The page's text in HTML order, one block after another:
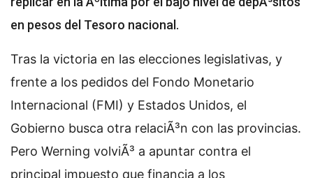
en pesos del Tesoro nacional.
Tras la victoria en las elecciones legislativas, y
frente a los pedidos del Fondo Monetario
Internacional (FMI) y Estados Unidos, el
Gobierno busca otra relaciÃ³n con las provincias.
Pero Werning volviÃ³ a apuntar contra el
principal impuesto que financia a los